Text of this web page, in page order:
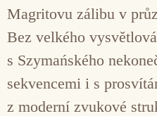
Magritovu zálibu v
Bez velkého
s Szymańského
sekvencemi i s
z moderní zvukové